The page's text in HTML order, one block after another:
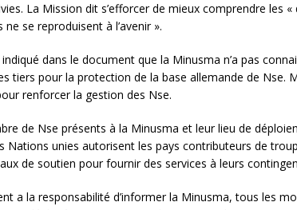
La Mission dit s’efforcer de mieux comprendre les
ne se reproduisent à l’avenir ».
dans le document que la Minusma n’a pas
tiers pour la protection de la base allemande de Nse.
renforcer la gestion des Nse.
de Nse présents à la Minusma et leur lieu de
Nations unies autorisent les pays contributeurs de
de soutien pour fournir des services à leurs
a la responsabilité d’informer la Minusma, tous les